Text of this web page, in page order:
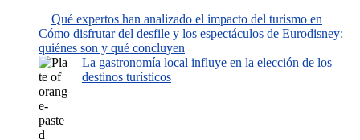
Qué expertos han analizado el impacto del turismo en
Cómo disfrutar del desfile y los espectáculos de Eurodisney:
quiénes son y qué concluyen
La gastronomía local influye en la elección de los
destinos turísticos